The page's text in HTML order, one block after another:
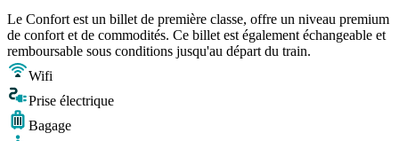
Le Confort est un billet de première classe, offre un niveau premium
de confort et de commodités. Ce billet est également échangeable et
remboursable sous conditions jusqu'au départ du train.
Wifi
Prise électrique
Bagage